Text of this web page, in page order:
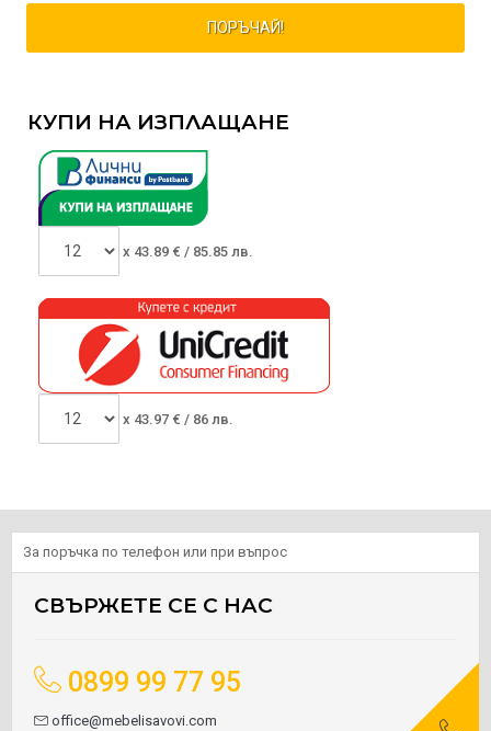
ПОРЪЧАЙ!
КУПИ НА ИЗПЛАЩАНЕ
x 43.89 € / 85.85 лв.
x 43.97 € / 86 лв.
За поръчка по телефон или при въпрос
СВЪРЖЕТЕ СЕ С НАС
0899 99 77 95
office@mebelisavovi.com